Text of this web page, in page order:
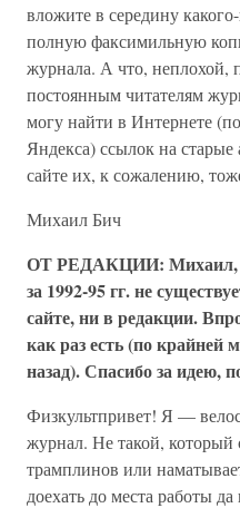
вложите в середину
полную факсимильную
журнала. А что, неплохой,
постоянным читателям
могу найти в Интернете
Яндекса) ссылок на
сайте их, к сожалению,
Михаил Бич
ОТ РЕДАКЦИИ: Михаил,
за 1992-95 гг. не
сайте, ни в редакции.
как раз есть (по крайней
назад). Спасибо за идею,
Физкультпривет! Я —
журнал. Не такой, который
трамплинов или
доехать до места работы